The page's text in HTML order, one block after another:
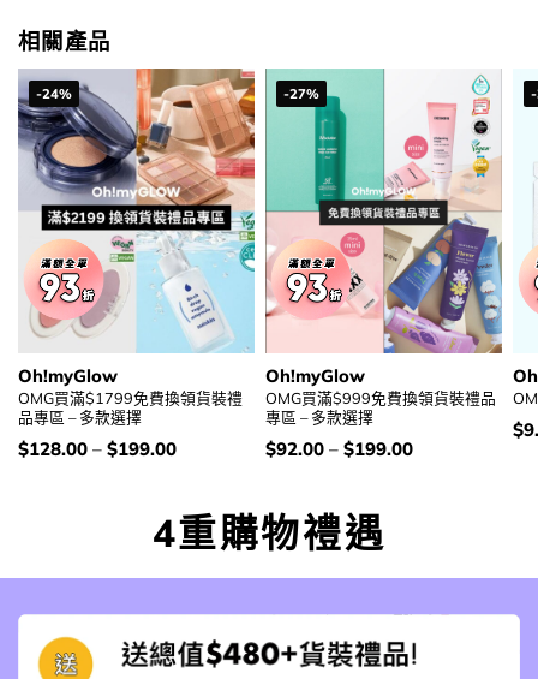
相關產品
-24%
Oh!myGlow
OMG買滿$1799免費換領貨裝禮
品專區 – 多款選擇
價
錢：
$128.00– $199.00
-27%
Oh!myGlow
OMG買滿$999免費換領貨裝禮品
專區 – 多款選擇
價
錢：
$92.00– $199.00
價
錢
$
4重購物禮遇